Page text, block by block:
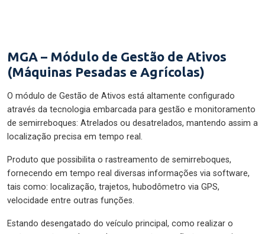
MGA – Módulo de Gestão de Ativos
(Máquinas Pesadas e Agrícolas)
O módulo de Gestão de Ativos está altamente configurado
através da tecnologia embarcada para gestão e monitoramento
de semirreboques: Atrelados ou desatrelados, mantendo assim a
localização precisa em tempo real.
Produto que possibilita o rastreamento de semirreboques,
fornecendo em tempo real diversas informações via software,
tais como: localização, trajetos, hubodômetro via GPS,
velocidade entre outras funções.
Estando desengatado do veículo principal, como realizar o